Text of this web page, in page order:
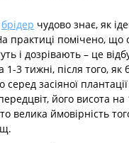
брідер чудово знає, як
практиці помічено, що
і дозрівають – це
3 тижні, після того, як
серед засіяної
його висота на
велика ймовірність